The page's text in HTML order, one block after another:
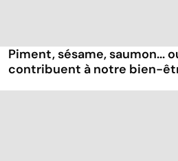
Piment, sésame, saumon...
contribuent à notre bien-